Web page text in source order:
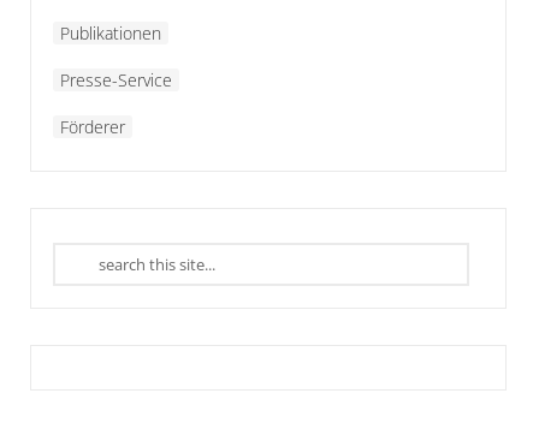
Publikationen
Presse-Service
Förderer